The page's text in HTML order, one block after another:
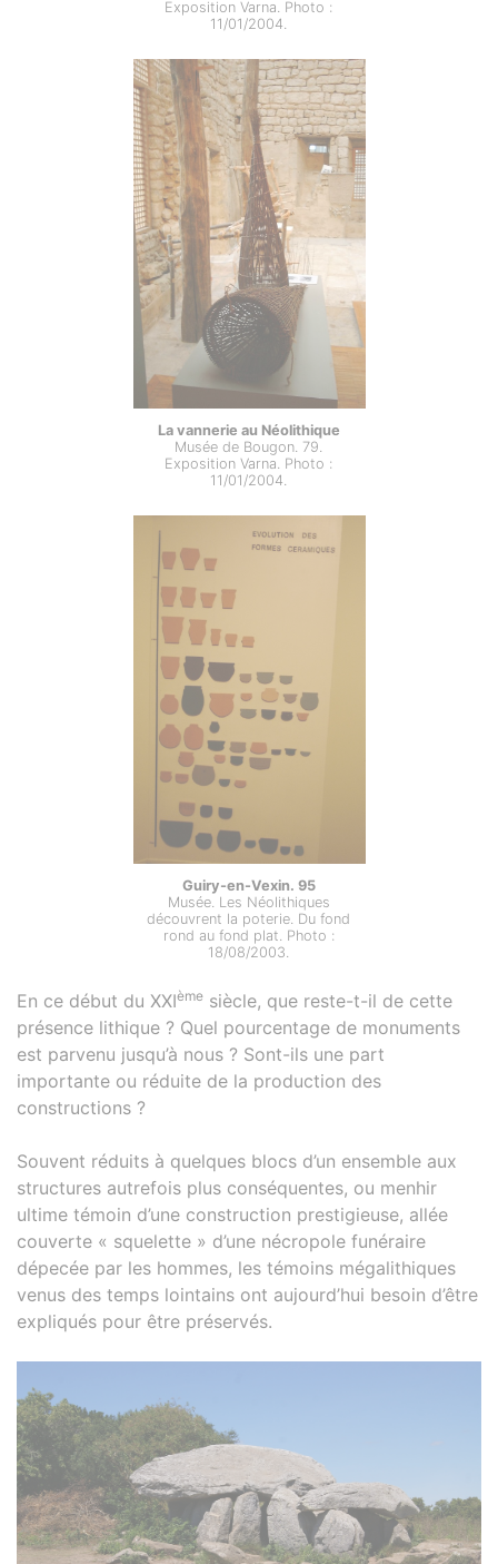
Exposition Varna. Photo :
11/01/2004.
La vannerie au Néolithique
Musée de Bougon. 79.
Exposition Varna. Photo :
11/01/2004.
Guiry-en-Vexin. 95
Musée. Les Néolithiques
découvrent la poterie. Du fond
rond au fond plat. Photo :
18/08/2003.
En ce début du XXIème siècle, que reste-t-il de cette
présence lithique ? Quel pourcentage de monuments
est parvenu jusqu’à nous ? Sont-ils une part
importante ou réduite de la production des
constructions ?
Souvent réduits à quelques blocs d’un ensemble aux
structures autrefois plus conséquentes, ou menhir
ultime témoin d’une construction prestigieuse, allée
couverte « squelette » d’une nécropole funéraire
dépecée par les hommes, les témoins mégalithiques
venus des temps lointains ont aujourd’hui besoin d’être
expliqués pour être préservés.